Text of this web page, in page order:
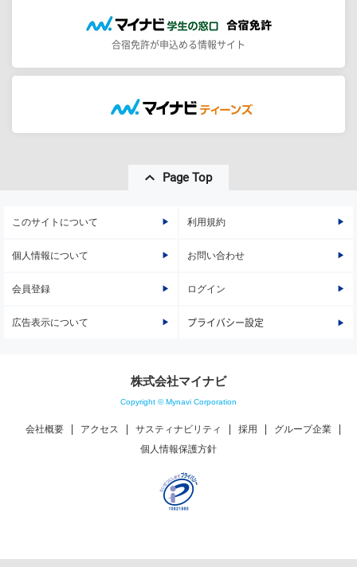
合宿免許が申込める情報サイト
Page Top
このサイトについて 利用規約
個人情報について お問い合わせ
会員登録 ログイン
広告表示について プライバシー設定
株式会社マイナビ
Copyright © Mynavi Corporation
会社概要 アクセス サスティナビリティ 採用
グループ企業
個人情報保護方針